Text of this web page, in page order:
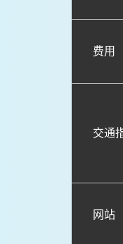
费用
交通
网站